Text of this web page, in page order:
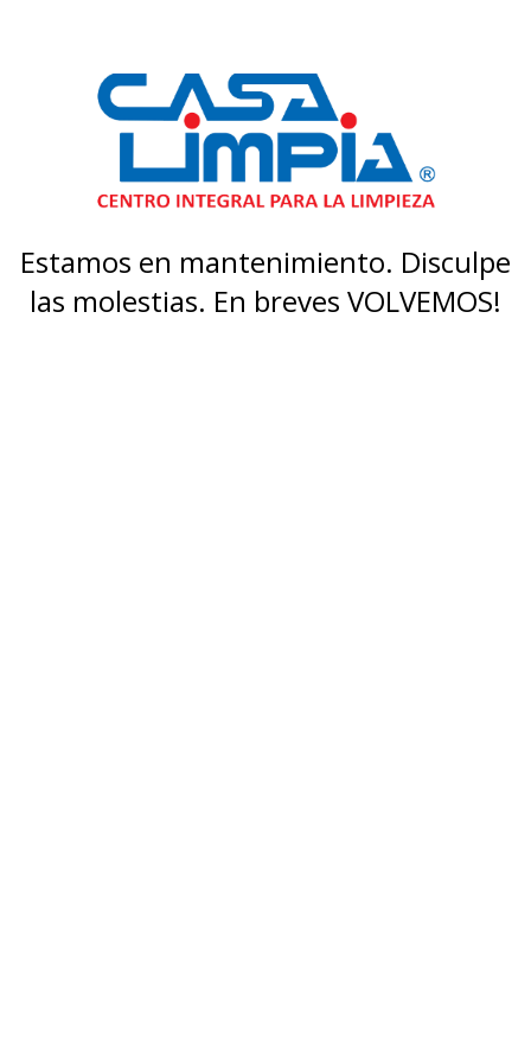
Estamos en mantenimiento. Disculpe
las molestias. En breves VOLVEMOS!